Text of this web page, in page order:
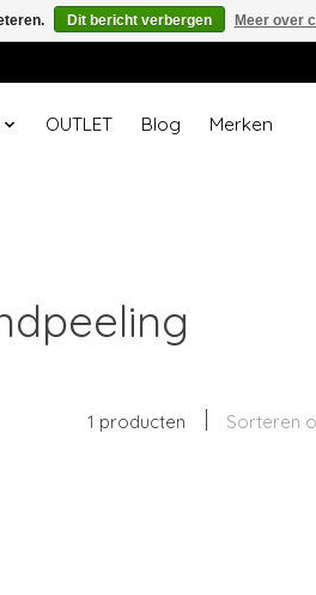
OUTLET Blog Merken
1 producten Sorteren
Dit bericht verbergen Meer over